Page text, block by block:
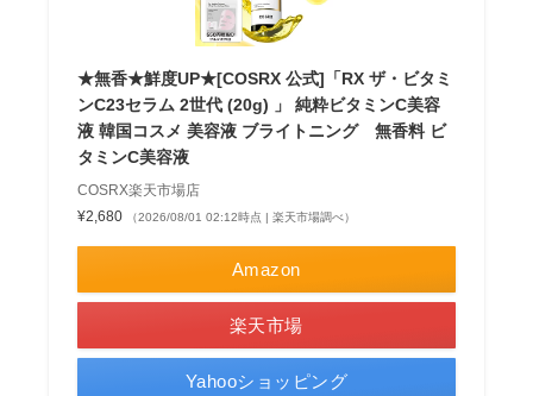
★無香★鮮度UP★[COSRX 公式]「RX ザ・ビタミ
ンC23セラム 2世代 (20g) 」 純粋ビタミンC美容
液 韓国コスメ 美容液 ブライトニング 無香料 ビ
タミンC美容液
COSRX楽天市場店
¥2,680
（2026/08/01 02:12時点 | 楽天市場調べ）
Amazon
楽天市場
Yahooショッピング